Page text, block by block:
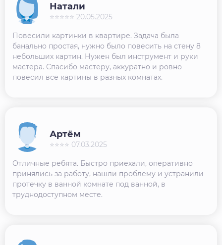
Повесили картинки в квартире. Задача была
банально простая, нужно было повесить на стену 8
небольших картин. Нужен был инструмент и руки
мастера. Спасибо мастеру, аккуратно и ровно
повесил все картины в разных комнатах.
Натали
⭐⭐⭐⭐⭐ 20.05.2025
Отличные ребята. Быстро приехали, оперативно
принялись за работу, нашли проблему и устранили
протечку в ванной комнате под ванной, в
труднодоступном месте.
Артём
⭐⭐⭐⭐ 07.03.2025